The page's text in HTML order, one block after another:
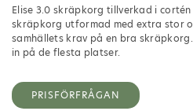
Elise 3.0 skräpkorg tillverkad i
skräpkorg utformad med extra stor
samhällets krav på en bra
in på de flesta platser.
PRISFÖRFRÅGAN